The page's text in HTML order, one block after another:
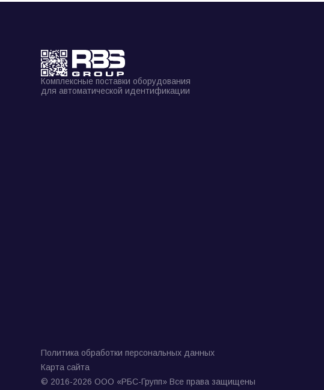
Комплексные поставки оборудования
для автоматической идентификации
Политика обработки персональных данных
Карта сайта
© 2016-2026 ООО «РБС-Групп» Все права защищены